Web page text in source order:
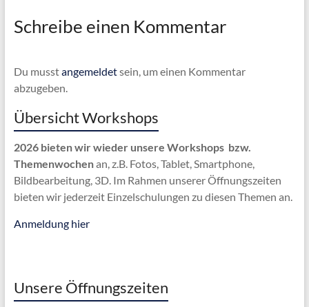
Schreibe einen Kommentar
Du musstangemeldetsein, um einen Kommentar
abzugeben.
Übersicht Workshops
2026 bieten wir wieder unsere Workshops bzw.
Themenwochenan, z.B. Fotos, Tablet, Smartphone,
Bildbearbeitung, 3D. Im Rahmen unserer Öffnungszeiten
bieten wir jederzeit Einzelschulungen zu diesen Themen an.
Anmeldung hier
Unsere Öffnungszeiten